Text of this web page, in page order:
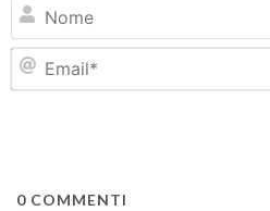
0 COMMENTI